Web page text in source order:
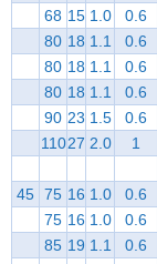
68 15 1.0 0.6
80 18 1.1 0.6
80 18 1.1 0.6
80 18 1.1 0.6
90 23 1.5 0.6
11027 2.0 1
45 75 16 1.0 0.6
75 16 1.0 0.6
85 19 1.1 0.6